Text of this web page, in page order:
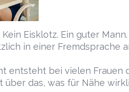
Eisklotz. Ein guter
in einer Fremdsprache
entsteht bei vielen Frauen
das, was für Nähe